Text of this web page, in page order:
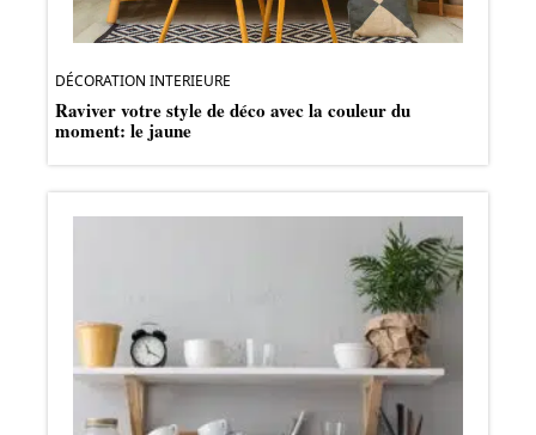
DÉCORATION INTERIEURE
Raviver votre style de déco avec la couleur du
moment: le jaune